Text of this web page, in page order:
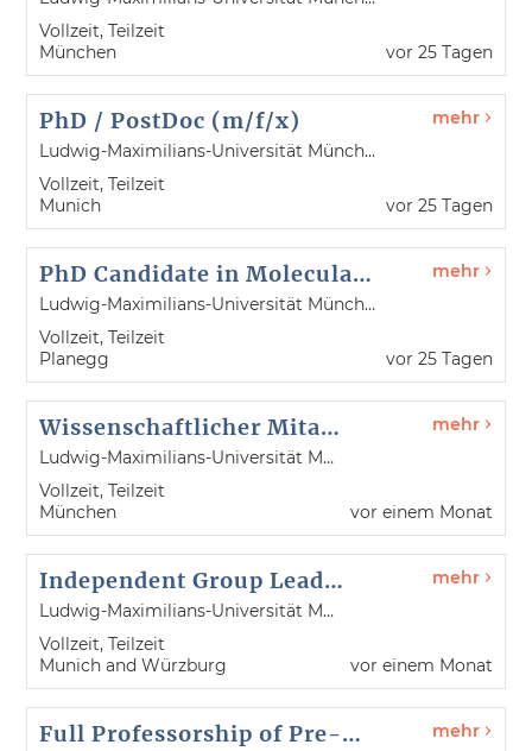
Vollzeit, Teilzeit
München
vor 25 Tagen
PhD / PostDoc (m/f/x)
Ludwig-Maximilians-Universität München
Vollzeit, Teilzeit
Munich
mehr
vor 25 Tagen
PhD Candidate in Molecular Biology of Cyanobacteria (m/f/x)
Ludwig-Maximilians-Universität München
Vollzeit, Teilzeit
Planegg
mehr
vor 25 Tagen
Wissenschaftlicher Mitarbeiter / Wissenschaftliche Mitarbeiterin (m/w/d)
Ludwig-Maximilians-Universität München
Vollzeit, Teilzeit
München
mehr
vor einem Monat
Independent Group Leaders in Nucleic Acid Sciences and Technologies (m/f/x)
Ludwig-Maximilians-Universität München
Vollzeit, Teilzeit
Munich and Würzburg
mehr
vor einem Monat
Full Professorship of Pre- and Protohistoric Archaeology (Chair) mehr